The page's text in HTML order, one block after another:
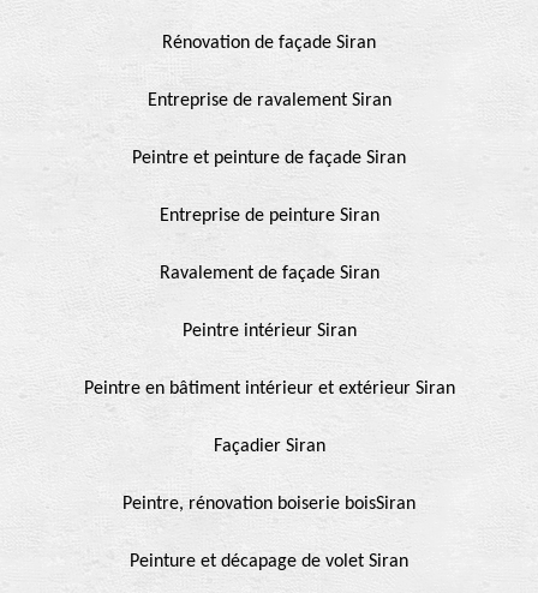
Rénovation de façade Siran
Entreprise de ravalement Siran
Peintre et peinture de façade Siran
Entreprise de peinture Siran
Ravalement de façade Siran
Peintre intérieur Siran
Peintre en bâtiment intérieur et extérieur Siran
Façadier Siran
Peintre, rénovation boiserie boisSiran
Peinture et décapage de volet Siran